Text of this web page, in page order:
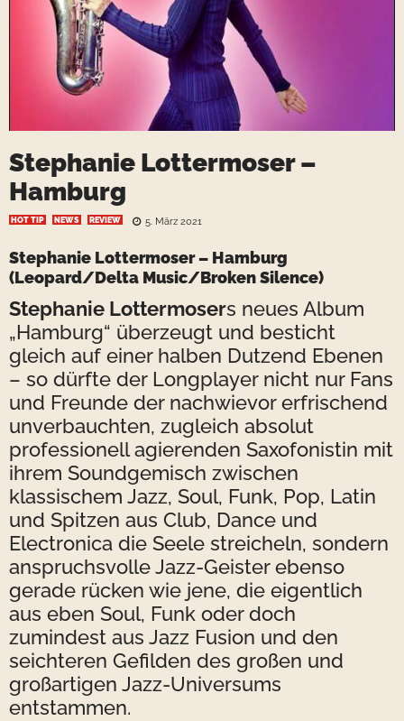
Stephanie Lottermoser –
Hamburg
HOT TIP NEWS REVIEW 5. März 2021
Stephanie Lottermoser – Hamburg
(Leopard/Delta Music/Broken Silence)
Stephanie Lottermosers neues Album
„Hamburg“ überzeugt und besticht
gleich auf einer halben Dutzend Ebenen
– so dürfte der Longplayer nicht nur Fans
und Freunde der nachwievor erfrischend
unverbauchten, zugleich absolut
professionell agierenden Saxofonistin mit
ihrem Soundgemisch zwischen
klassischem Jazz, Soul, Funk, Pop, Latin
und Spitzen aus Club, Dance und
Electronica die Seele streicheln, sondern
anspruchsvolle Jazz-Geister ebenso
gerade rücken wie jene, die eigentlich
aus eben Soul, Funk oder doch
zumindest aus Jazz Fusion und den
seichteren Gefilden des großen und
großartigen Jazz-Universums
entstammen.